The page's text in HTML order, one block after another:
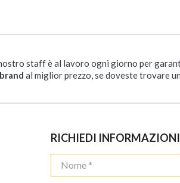
staff è al lavoro ogni giorno per
brand al miglior prezzo, se doveste trovare
RICHIEDI INFORMAZIONI